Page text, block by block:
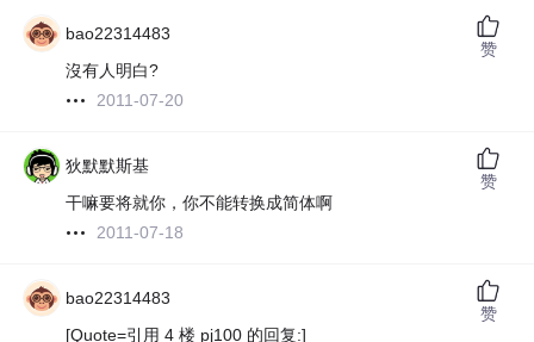
bao22314483
沒有人明白?
2011-07-20
赞
狄默默斯基
干嘛要将就你，你不能转换成简体啊
2011-07-18
赞
bao22314483
[Quote=引用 4 楼 pj100 的回复:]
赞